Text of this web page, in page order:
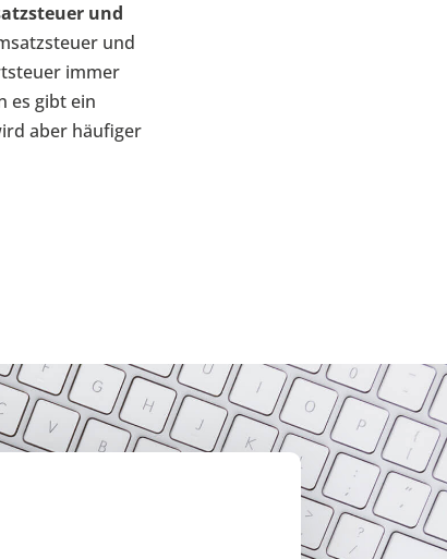
und
und
immer
es gibt ein
aber häufiger